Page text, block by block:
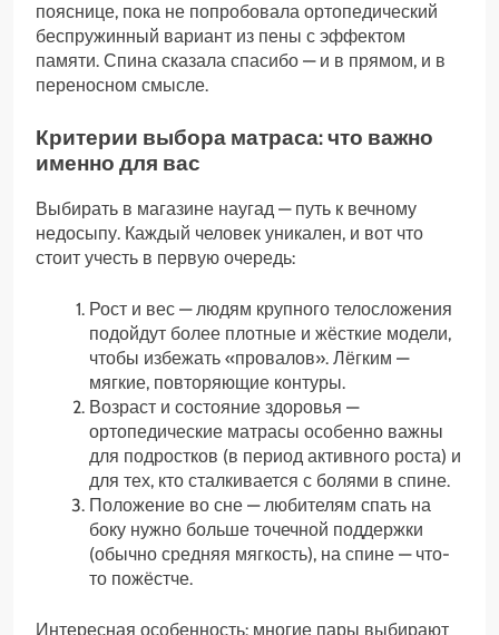
пояснице, пока не попробовала ортопедический
беспружинный вариант из пены с эффектом
памяти. Спина сказала спасибо — и в прямом, и в
переносном смысле.
Критерии выбора матраса: что важно
именно для вас
Выбирать в магазине наугад — путь к вечному
недосыпу. Каждый человек уникален, и вот что
стоит учесть в первую очередь:
Рост и вес — людям крупного телосложения
подойдут более плотные и жёсткие модели,
чтобы избежать «провалов». Лёгким —
мягкие, повторяющие контуры.
Возраст и состояние здоровья —
ортопедические матрасы особенно важны
для подростков (в период активного роста) и
для тех, кто сталкивается с болями в спине.
Положение во сне — любителям спать на
боку нужно больше точечной поддержки
(обычно средняя мягкость), на спине — что-
то пожёстче.
Интересная особенность: многие пары выбирают